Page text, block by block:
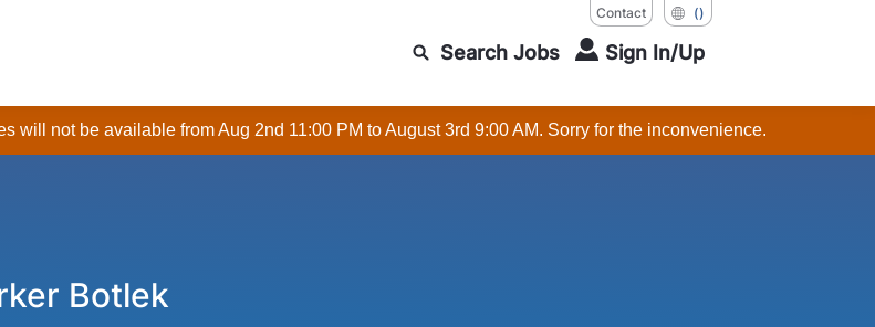
Contact ()
Search Jobs Sign In/Up
will not be available from Aug 2nd 11:00 PM to August 3rd 9:00 AM. Sorry for the inconvenience.
Botlek